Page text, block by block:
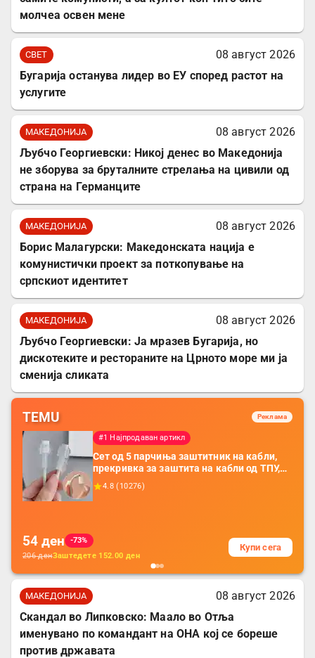
молчеа освен мене
СВЕТ
08 август 2026
Бугарија останува лидер во ЕУ според растот на
услугите
МАКЕДОНИЈА
08 август 2026
Љубчо Георгиевски: Никој денес во Македонија
не зборува за бруталните стрелања на цивили од
страна на Германците
МАКЕДОНИЈА
08 август 2026
Борис Малагурски: Македонската нација е
комунистички проект за поткопување на
српскиот идентитет
МАКЕДОНИЈА
08 август 2026
Љубчо Георгиевски: Ја мразев Бугарија, но
дискотеките и рестораните на Црното море ми ја
сменија сликата
TEMU Реклама
#1 Најпродаван артикл
Сет од 5 парчиња заштитник на кабли,
прекривка за заштита на кабли од ТПУ,
додатоци за заштита на кабли, без
батерија, за мобилни телефони, комплет
4.8 (10276)
54 ден
-73%
206денЗаштедете 152.00 ден
Купи сега
МАКЕДОНИЈА
08 август 2026
Скандал во Липковско: Маало во Отља
именувано по командант на ОНА кој се бореше
против државата